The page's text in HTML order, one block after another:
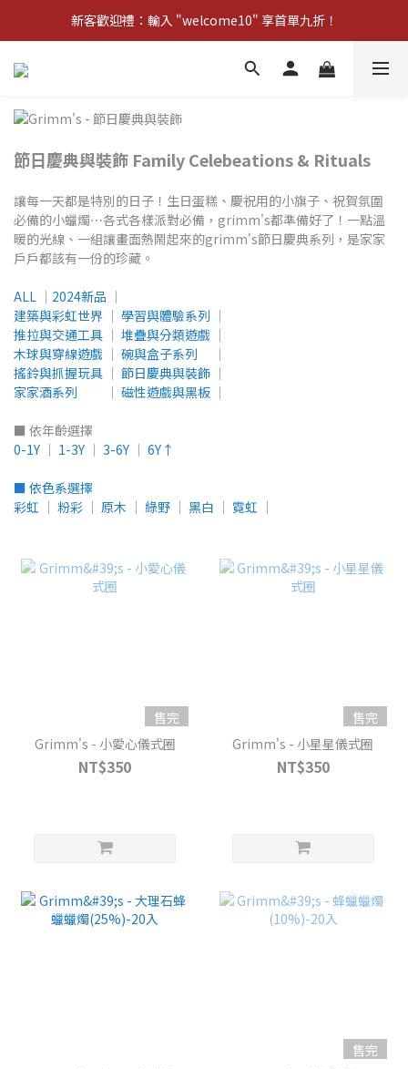
新客歡迎禮：輸入 "welcome10" 享首單九折！
新客歡迎禮：輸入 "welcome10" 享首單九折！
Pom d'Api 畢業特典 · 全品項買一送一
節日慶典與裝飾 Family Celebeations & Rituals
讓每一天都是特別的日子！生日蛋糕、慶祝用的小旗子、祝賀氛圍
必備的小蠟燭⋯各式各樣派對必備，grimm's都準備好了！一點溫
暖的光線、一組讓畫面熱鬧起來的grimm's節日慶典系列，是家家
戶戶都該有一份的珍藏。
ALL │ 2024新品 │
建築與彩虹世界 │ 學習與體驗系列 │
推拉與交通工具 │ 堆疊與分類遊戲 │
木球與穿線遊戲 │ 碗與盒子系列
│
搖鈴與抓握玩具 │ 節日慶典與裝飾 │
家家酒系列 │ 磁性遊戲與黑板 │
■ 依年齡選擇
0-1Y │ 1-3Y │ 3-6Y │ 6Y↑
■ 依色系選擇
彩虹 │ 粉彩 │ 原木 │ 綠野 │ 黑白 │ 霓虹 │
售完
Grimm's - 小愛心儀式圈
NT$350
售完
Grimm's - 小星星儀式圈
NT$350
售完